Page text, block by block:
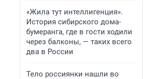
«Жила тут интеллигенция».
История сибирского дома-
бумеранга, где в гости ходили
через балконы, — таких всего
два в России
Тело россиянки нашли во